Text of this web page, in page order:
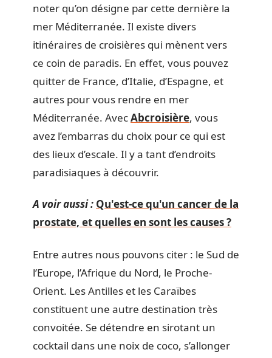
noter qu’on désigne par cette dernière la
mer Méditerranée. Il existe divers
itinéraires de croisières qui mènent vers
ce coin de paradis. En effet, vous pouvez
quitter de France, d’Italie, d’Espagne, et
autres pour vous rendre en mer
Méditerranée. AvecAbcroisière, vous
avez l’embarras du choix pour ce qui est
des lieux d’escale. Il y a tant d’endroits
paradisiaques à découvrir.
A voir aussi : Qu'est-ce qu'un cancer de la
prostate, et quelles en sont les causes ?
Entre autres nous pouvons citer : le Sud de
l’Europe, l’Afrique du Nord, le Proche-
Orient. Les Antilles et les Caraïbes
constituent une autre destination très
convoitée. Se détendre en sirotant un
cocktail dans une noix de coco, s’allonger